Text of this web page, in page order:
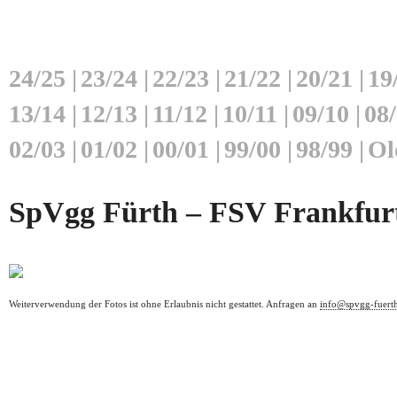
24/25 | 23/24 | 22/23 | 21/22 | 20/21 |
13/14 | 12/13 | 11/12 | 10/11 | 09/10 |
02/03 | 01/02 | 00/01 | 99/00 | 98/99 |
SpVgg Fürth – FSV
Weiterverwendung der Fotos ist ohne Erlaubnis nicht gestattet. Anfragen an info@spvgg-